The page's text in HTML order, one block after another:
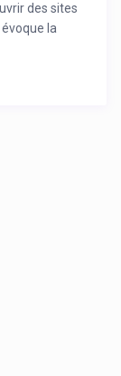
des sites
la